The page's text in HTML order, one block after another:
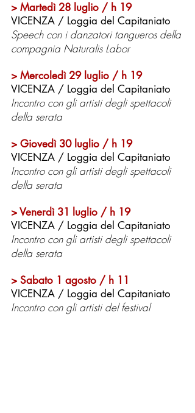
> Martedì 28 luglio / h 19
VICENZA / Loggia del Capitaniato
Speech con i danzatori tangueros della
compagnia Naturalis Labor
> Mercoledì 29 luglio / h 19
VICENZA / Loggia del Capitaniato
Incontro con gli artisti degli spettacoli
della serata
> Giovedì 30 luglio / h 19
VICENZA / Loggia del Capitaniato
Incontro con gli artisti degli spettacoli
della serata
> Venerdì 31 luglio / h 19
VICENZA / Loggia del Capitaniato
Incontro con gli artisti degli spettacoli
della serata
> Sabato 1 agosto / h 11
VICENZA / Loggia del Capitaniato
Incontro con gli artisti del festival